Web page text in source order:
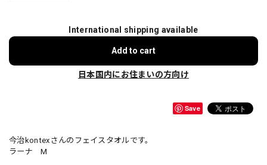
International shipping available
Add to cart
日本国内にお住まいの方向け
Save
今治kontexさんのフェイスタオルです。
ラーナ M